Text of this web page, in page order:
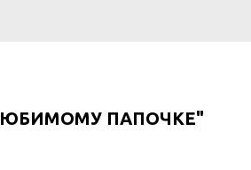
ПАПОЧКЕ"